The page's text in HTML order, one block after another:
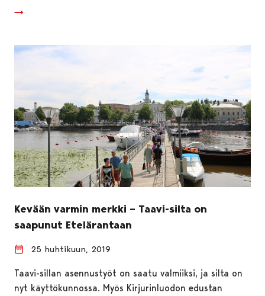
Kevään varmin merkki – Taavi-silta on
saapunut Etelärantaan
25 huhtikuun, 2019
Taavi-sillan asennustyöt on saatu valmiiksi, ja silta on
nyt käyttökunnossa. Myös Kirjurinluodon edustan